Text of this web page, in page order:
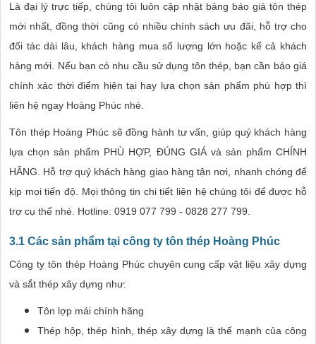
Là đại lý trực tiếp, chúng tôi luôn cập nhật bảng báo giá tôn thép
mới nhất, đồng thời cũng có nhiều chính sách ưu đãi, hỗ trợ cho
đối tác dài lâu, khách hàng mua số lượng lớn hoặc kể cả khách
hàng mới. Nếu bạn có nhu cầu sử dụng tôn thép, bạn cần báo giá
chính xác thời điểm hiện tại hay lựa chọn sản phẩm phù hợp thì
liên hệ ngay Hoàng Phúc nhé.
Tôn thép Hoàng Phúc sẽ đồng hành tư vấn, giúp quý khách hàng
lựa chọn sản phẩm PHÙ HỢP, ĐÚNG GIÁ và sản phẩm CHÍNH
HÃNG. Hỗ trợ quý khách hàng giao hàng tận nơi, nhanh chóng để
kịp mọi tiến độ. Mọi thông tin chi tiết liên hệ chúng tôi để được hỗ
trợ cụ thể nhé. Hotline: 0919 077 799 - 0828 277 799.
3.1 Các sản phẩm tại công ty tôn thép Hoàng Phúc
Công ty tôn thép Hoàng Phúc chuyên cung cấp vật liệu xây dựng
và sắt thép xây dựng như:
Tôn lợp mái chính hãng
Thép hộp, thép hình, thép xây dựng là thế mạnh của công